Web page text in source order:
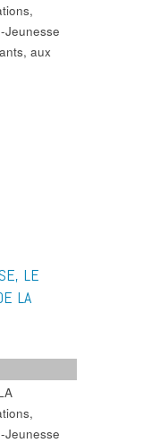
Jeunesse
aux
LE
LA
Jeunesse